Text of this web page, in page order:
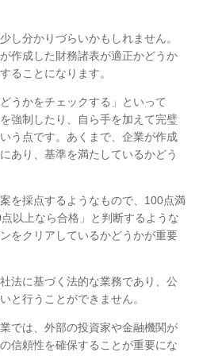
し分かりづらいかもしれません。
作成した財務諸表が適正かどうか
ること になります。
うかをチェックする」といって
強制したり、自ら手を加えて完璧
う点です。あくまで、企業が作成
あり、基準を満たしているかどう
を採点するようなもので、 100点満
点以上なら合格」と判断するような
をクリアしているかどうかが重要
法に基づく法的な業務であり、公
と行うことができません。
では、外部の投資家や金融機関が
信頼性を確保することが重要にな